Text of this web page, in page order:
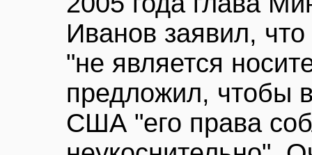
Иванов заявил,
"не является
предложил, чтобы
США "его права